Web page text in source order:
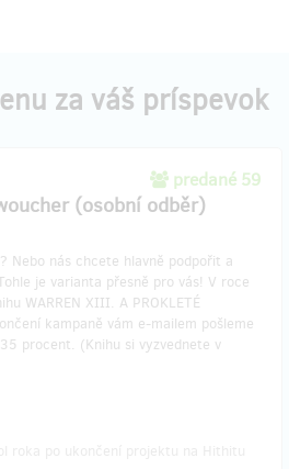
za váš príspevok
predané 59
(osobní odběr)
Nebo nás chcete hlavně podpořit a
je varianta přesně pro vás! V roce
WARREN XIII. A PROKLETÉ
kampaně vám e-mailem pošleme
procent. (Knihu si vyzvednete v